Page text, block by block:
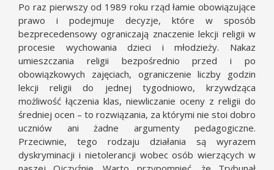
Po raz pierwszy od 1989 roku rząd łamie obowiązujące
prawo i podejmuje decyzje, które w sposób
bezprecedensowy ograniczają znaczenie lekcji religii w
procesie wychowania dzieci i młodzieży. Nakaz
umieszczania religii bezpośrednio przed i po
obowiązkowych zajęciach, ograniczenie liczby godzin
lekcji religii do jednej tygodniowo, krzywdząca
możliwość łączenia klas, niewliczanie oceny z religii do
średniej ocen – to rozwiązania, za którymi nie stoi dobro
uczniów ani żadne argumenty pedagogiczne.
Przeciwnie, tego rodzaju działania są wyrazem
dyskryminacji i nietolerancji wobec osób wierzących w